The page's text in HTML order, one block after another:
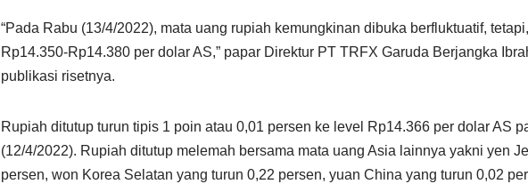
“Pada Rabu (13/4/2022), mata uang rupiah kemungkinan dibuka berfluktuatif,
Rp14.350-Rp14.380 per dolar AS,” papar Direktur PT TRFX Garuda Berjangka
publikasi risetnya.
Rupiah ditutup turun tipis 1 poin atau 0,01 persen ke level Rp14.366 per dolar AS
(12/4/2022). Rupiah ditutup melemah bersama mata uang Asia lainnya yakni yen
persen, won Korea Selatan yang turun 0,22 persen, yuan China yang turun 0,02